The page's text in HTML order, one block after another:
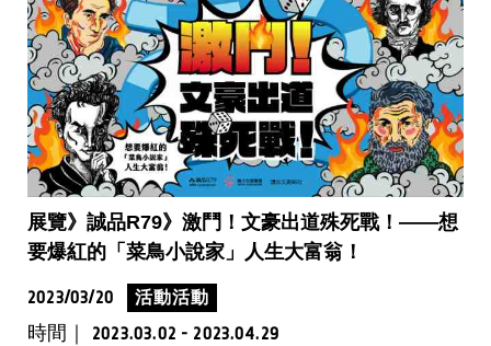
展覽》誠品R79》激鬥！文豪出道殊死戰！——想
要爆紅的「菜鳥小說家」人生大富翁！
2023/03/20 活動活動
時間｜ 2023.03.02 - 2023.04.29